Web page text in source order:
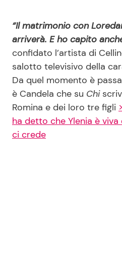
Chi siamo
Disclaimer e Privacy
Redazione
Contattaci
Pubblicità
Privacy Policy
“Il matrimonio con
arriverà. E ho capito
confidato l’artista di
salotto televisivo della
Da quel momento è
è Candela che su Chi
Romina e dei loro tre figli
ha detto che Ylenia è
ci crede